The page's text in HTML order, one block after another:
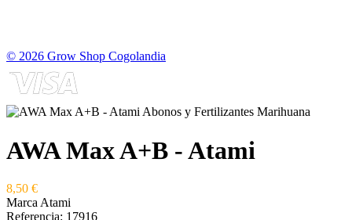
© 2026 Grow Shop Cogolandia
AWA Max A+B - Atami
8,50 €
Marca Atami
Referencia: 17916